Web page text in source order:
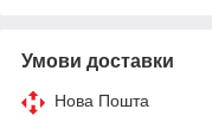
Умови доставки
Нова Пошта